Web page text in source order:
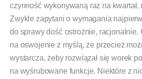
czynność wykonywaną raz na kwartał,
Zwykle zapytani o wymagania
do sprawy dość ostrożnie, racjonalnie.
na oswojenie z myślą, że przecież
wystarcza, żeby rozwiązał się worek
na wyśrubowane funkcje. Niektóre z